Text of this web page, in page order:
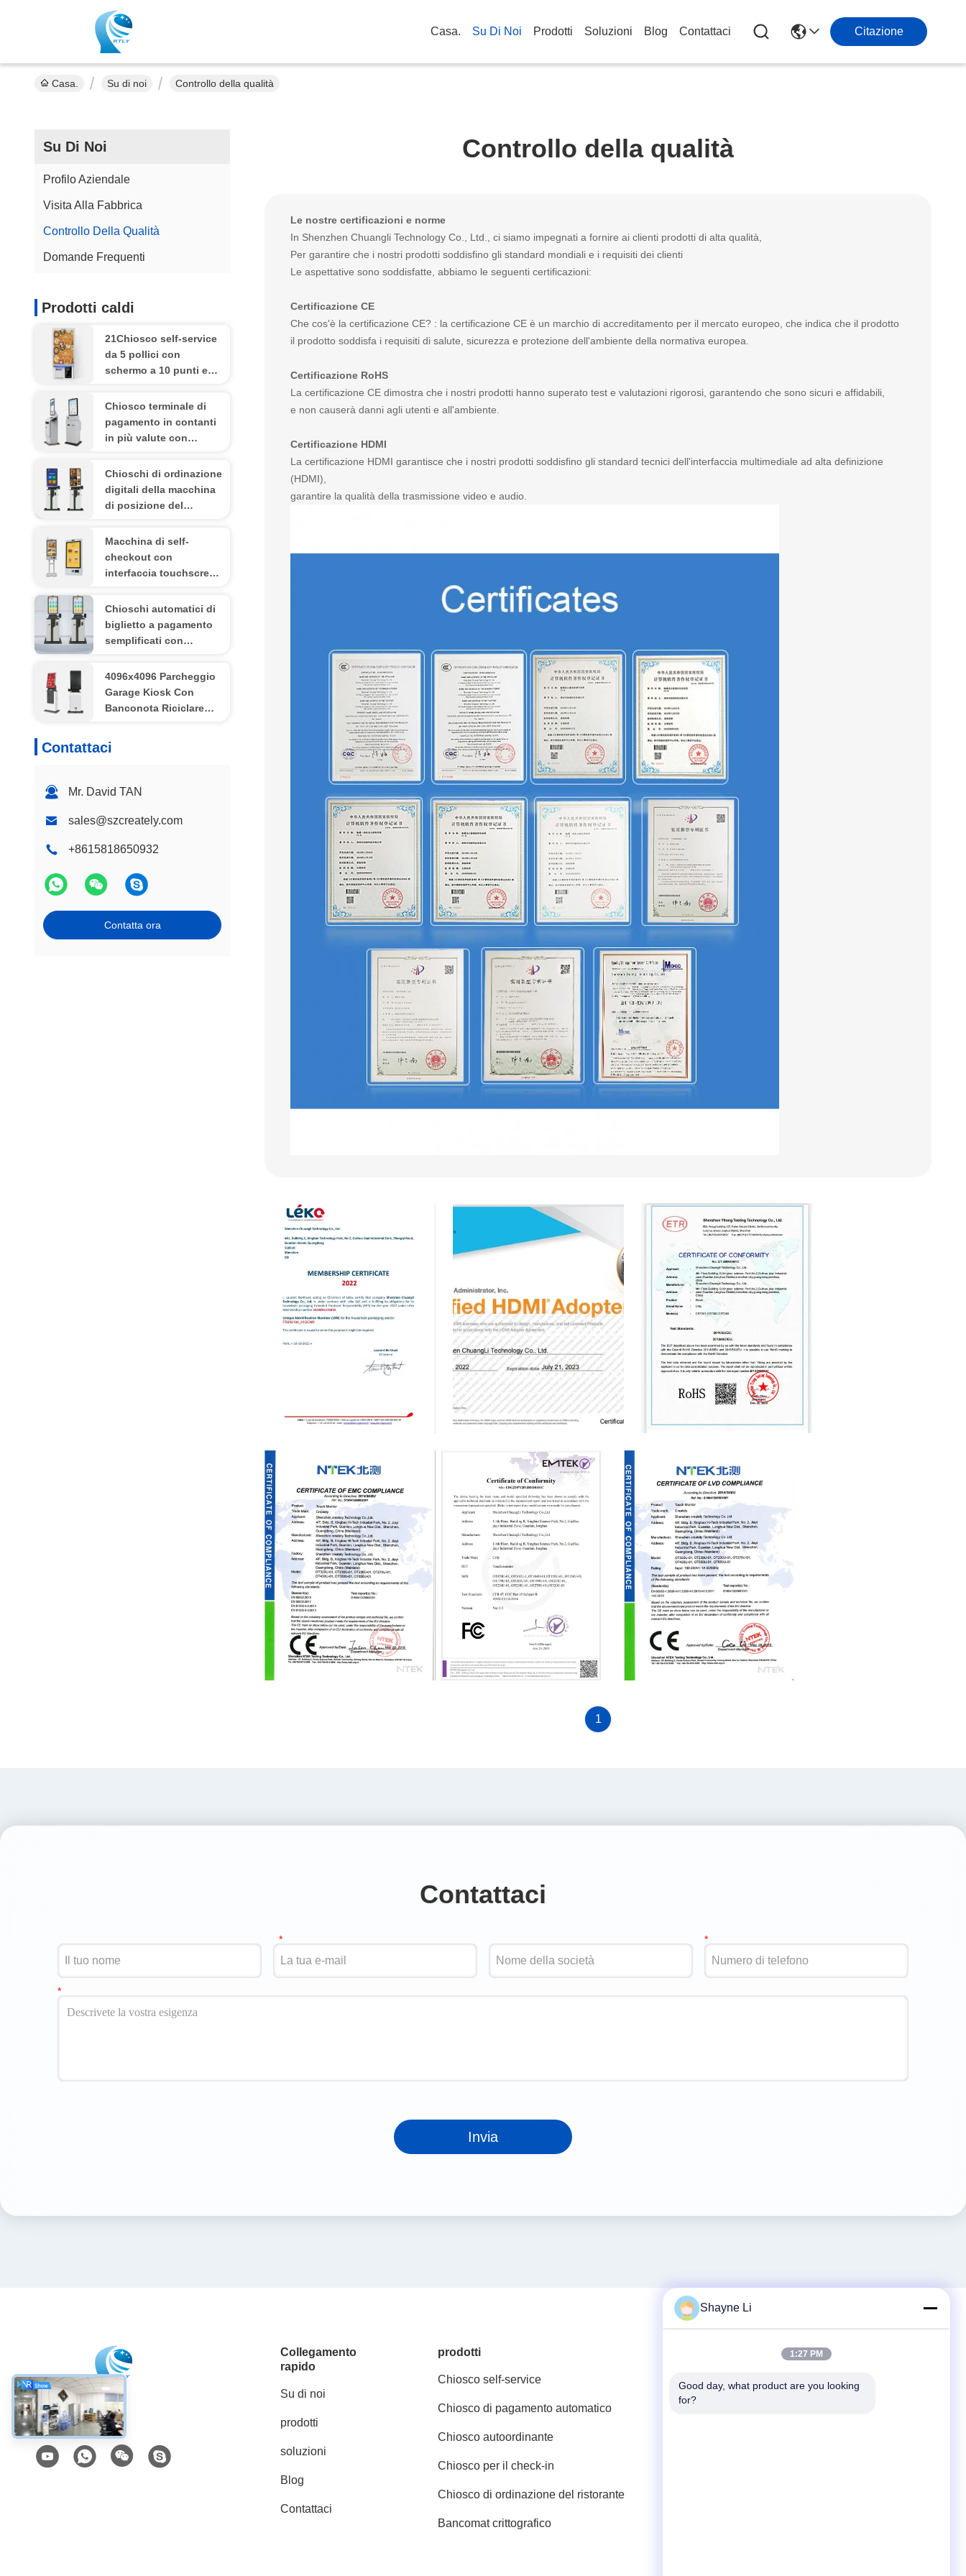
Casa. Su Di Noi Prodotti Soluzioni Blog Contattaci Citazione
Casa. Su di noi Controllo della qualità
Su Di Noi
Profilo Aziendale
Visita Alla Fabbrica
Controllo Della Qualità
Domande Frequenti
Prodotti caldi
21Chiosco self-service
da 5 pollici con
schermo a 10 punti e
Chiosco terminale di
pagamento in contanti
in più valute con
Chioschi di ordinazione
digitali della macchina
di posizione del
biglietti da 21,5 pollici
Macchina di self-
checkout con
interfaccia touchscreen
esperienza del cliente
Chioschi automatici di
biglietto a pagamento
semplificati con
4096x4096 Parcheggio
Garage Kiosk Con
Banconota Riciclare
Termica
Contattaci
Mr. David TAN
sales@szcreately.com
+8615818650932
Contatta ora
Controllo della qualità
Le nostre certificazioni e norme
In Shenzhen Chuangli Technology Co., Ltd., ci siamo impegnati a fornire ai clienti prodotti di alta qualità,
Per garantire che i nostri prodotti soddisfino gli standard mondiali e i requisiti dei clienti
Le aspettative sono soddisfatte, abbiamo le seguenti certificazioni:
Certificazione CE
Che cos'è la certificazione CE? : la certificazione CE è un marchio di accreditamento per il mercato europeo, che indica che il prodotto
il prodotto soddisfa i requisiti di salute, sicurezza e protezione dell'ambiente della normativa europea.
Certificazione RoHS
La certificazione CE dimostra che i nostri prodotti hanno superato test e valutazioni rigorosi, garantendo che sono sicuri e affidabili,
e non causerà danni agli utenti e all'ambiente.
Certificazione HDMI
La certificazione HDMI garantisce che i nostri prodotti soddisfino gli standard tecnici dell'interfaccia multimediale ad alta definizione
(HDMI),
garantire la qualità della trasmissione video e audio.
1
Contattaci
Invia
Mezzi sociali
Collegamento
rapido
Su di noi
prodotti
soluzioni
Blog
Contattaci
prodotti
Chiosco self-service
Chiosco di pagamento automatico
Chiosco autoordinante
Chiosco per il check-in
Chiosco di ordinazione del ristorante
Bancomat crittografico
Contatto rapido
Telefono
Shayne Li
1:27 PM
Good day, what product are you looking
for?